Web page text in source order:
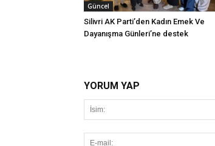
Güncel
Silivri AK Parti’den Kadın Emek Ve
Dayanışma Günleri’ne destek
YORUM YAP